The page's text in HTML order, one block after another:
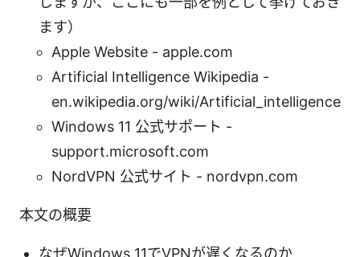
ます）
Apple Website - apple.com
Artificial Intelligence Wikipedia -
en.wikipedia.org/wiki/Artificial_intelligence
Windows 11 公式サポート -
support.microsoft.com
NordVPN 公式サイト - nordvpn.com
本文の概要
なぜWindows 11でVPNが遅くなるのか